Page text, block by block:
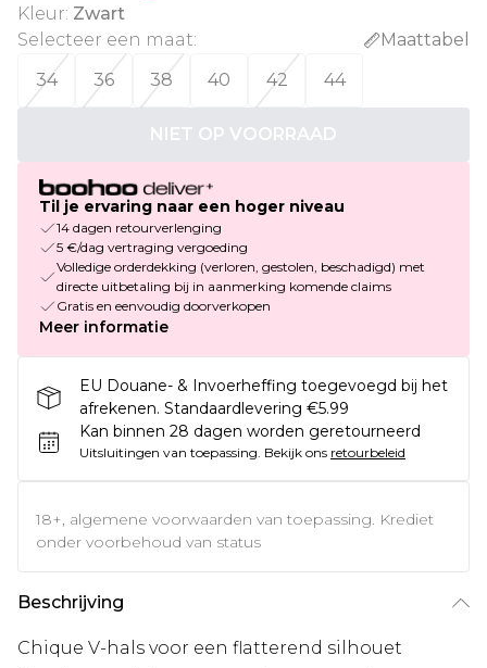
Kleur: Zwart
Selecteer een maat:
Maattabel
34
36 38 40 42 44
NIET OP VOORRAAD
Til je ervaring naar een hoger niveau
14 dagen retourverlenging
5 €/dag vertraging vergoeding
Volledige orderdekking (verloren, gestolen, beschadigd) met
directe uitbetaling bij in aanmerking komende claims
Gratis en eenvoudig doorverkopen
Meer informatie
EU Douane- & Invoerheffing toegevoegd bij het
afrekenen. Standaardlevering €5.99
Kan binnen 28 dagen worden geretourneerd
Uitsluitingen van toepassing. Bekijk ons retourbeleid
18+, algemene voorwaarden van toepassing. Krediet
onder voorbehoud van status
Beschrijving
Chique V-hals voor een flatterend silhouet